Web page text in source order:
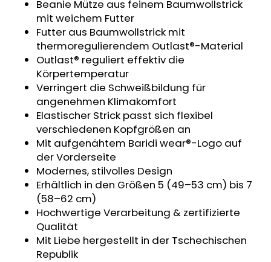
Beanie Mütze aus feinem Baumwollstrick
mit weichem Futter
Futter aus Baumwollstrick mit
thermoregulierendem Outlast®-Material
Outlast® reguliert effektiv die
Körpertemperatur
Verringert die Schweißbildung für
angenehmen Klimakomfort
Elastischer Strick passt sich flexibel
verschiedenen Kopfgrößen an
Mit aufgenähtem Baridi wear®-Logo auf
der Vorderseite
Modernes, stilvolles Design
Erhältlich in den Größen 5 (49–53 cm) bis 7
(58–62 cm)
Hochwertige Verarbeitung & zertifizierte
Qualität
Mit Liebe hergestellt in der Tschechischen
Republik
KURZHOSE
ANGEL
OUTLAST®
GRAU
MELIERT
€18,39